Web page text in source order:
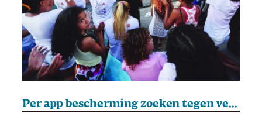
Per app bescherming zoeken tegen verdwaalde kogels